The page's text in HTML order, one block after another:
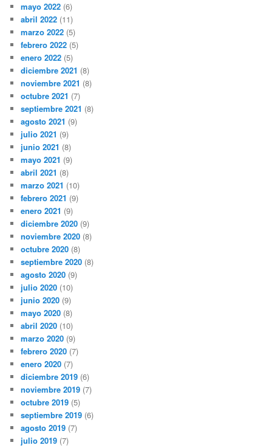
mayo 2022 (6)
abril 2022 (11)
marzo 2022 (5)
febrero 2022 (5)
enero 2022 (5)
diciembre 2021 (8)
noviembre 2021 (8)
octubre 2021 (7)
septiembre 2021 (8)
agosto 2021 (9)
julio 2021 (9)
junio 2021 (8)
mayo 2021 (9)
abril 2021 (8)
marzo 2021 (10)
febrero 2021 (9)
enero 2021 (9)
diciembre 2020 (9)
noviembre 2020 (8)
octubre 2020 (8)
septiembre 2020 (8)
agosto 2020 (9)
julio 2020 (10)
junio 2020 (9)
mayo 2020 (8)
abril 2020 (10)
marzo 2020 (9)
febrero 2020 (7)
enero 2020 (7)
diciembre 2019 (6)
noviembre 2019 (7)
octubre 2019 (5)
septiembre 2019 (6)
agosto 2019 (7)
julio 2019 (7)